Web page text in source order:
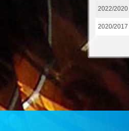
2022/2020
2020/2017